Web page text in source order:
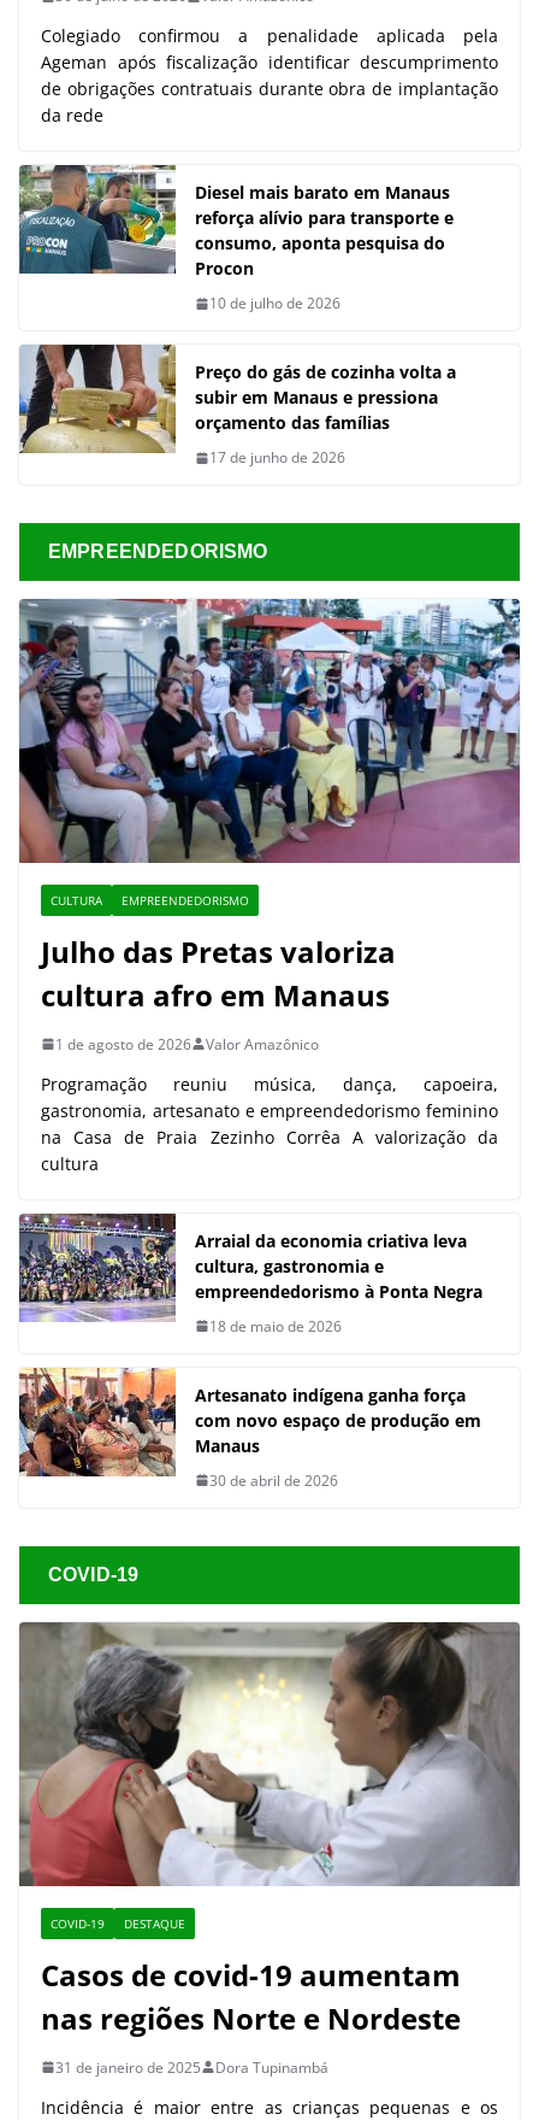
Colegiado confirmou a penalidade aplicada pela
Ageman após fiscalização identificar descumprimento
de obrigações contratuais durante obra de implantação
da rede
Diesel mais barato em Manaus
reforça alívio para transporte e
consumo, aponta pesquisa do
Procon
10 de julho de 2026
Preço do gás de cozinha volta a
subir em Manaus e pressiona
orçamento das famílias
17 de junho de 2026
EMPREENDEDORISMO
CULTURA EMPREENDEDORISMO
Julho das Pretas valoriza
cultura afro em Manaus
1 de agosto de 2026 Valor Amazônico
Programação reuniu música, dança, capoeira,
gastronomia, artesanato e empreendedorismo feminino
na Casa de Praia Zezinho Corrêa A valorização da
cultura
Arraial da economia criativa leva
cultura, gastronomia e
empreendedorismo à Ponta Negra
18 de maio de 2026
Artesanato indígena ganha força
com novo espaço de produção em
Manaus
30 de abril de 2026
COVID-19
COVID-19 DESTAQUE
Casos de covid-19 aumentam
nas regiões Norte e Nordeste
31 de janeiro de 2025 Dora Tupinambá
Incidência é maior entre as crianças pequenas e os